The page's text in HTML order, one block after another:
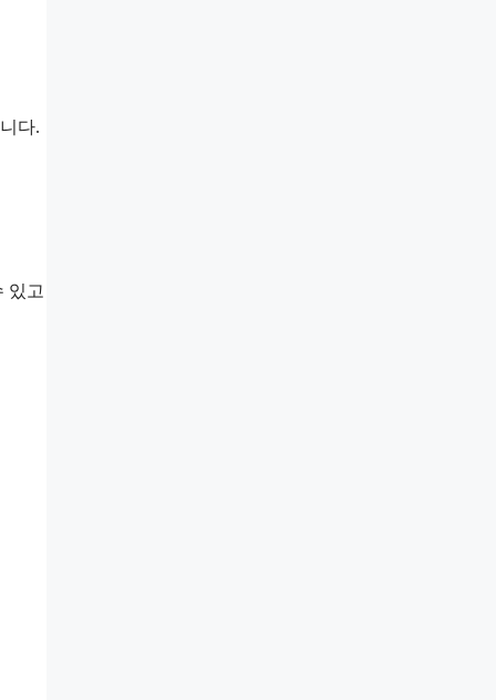
다.
있고